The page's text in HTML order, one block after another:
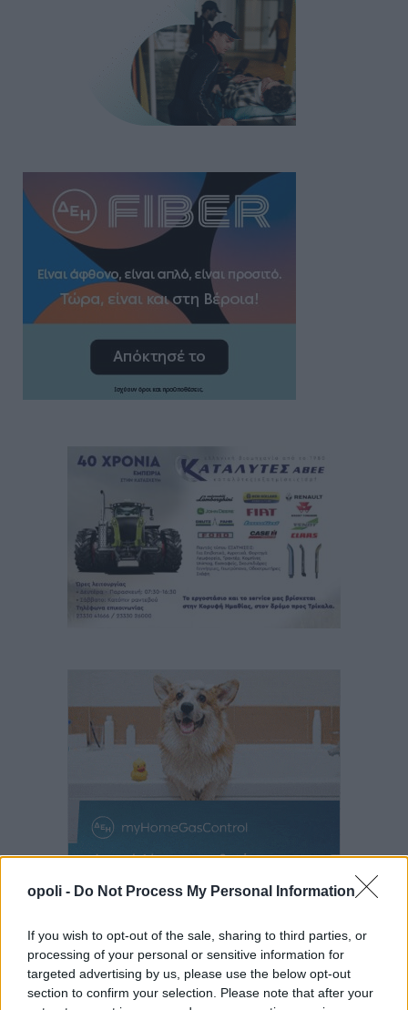
opoli - Do Not Process My Personal Information
If you wish to opt-out of the sale, sharing to third parties, or
processing of your personal or sensitive information for
targeted advertising by us, please use the below opt-out
section to confirm your selection. Please note that after your